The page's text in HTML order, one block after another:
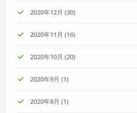
2020年12月 (30)
2020年11月 (16)
2020年10月 (20)
2020年9月 (1)
2020年8月 (1)